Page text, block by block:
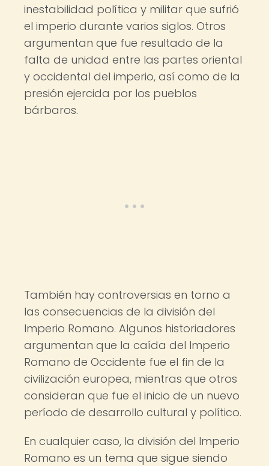
inestabilidad política y militar que sufrió
el imperio durante varios siglos. Otros
argumentan que fue resultado de la
falta de unidad entre las partes oriental
y occidental del imperio, así como de la
presión ejercida por los pueblos
bárbaros.
También hay controversias en torno a
las consecuencias de la división del
Imperio Romano. Algunos historiadores
argumentan que la caída del Imperio
Romano de Occidente fue el fin de la
civilización europea, mientras que otros
consideran que fue el inicio de un nuevo
período de desarrollo cultural y político.
En cualquier caso, la división del Imperio
Romano es un tema que sigue siendo